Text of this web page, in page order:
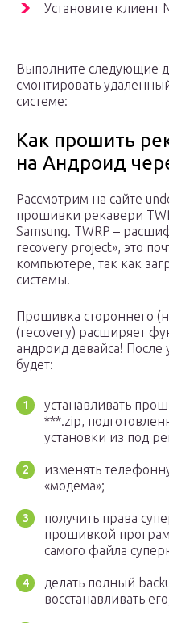
Установите клиент
Выполните следующие
смонтировать
системе:
Как прошить
на Андроид
Рассмотрим на сайте
прошивки рекавери
Samsung. TWRP –
recovery project», это
компьютере, так как
системы.
Прошивка стороннего
(recovery) расширяет
андроид девайса! После
будет:
устанавливать
***.zip,
установки из под
изменять
«модема»;
получить права
прошивкой
самого файла
делать полный
восстанавливать